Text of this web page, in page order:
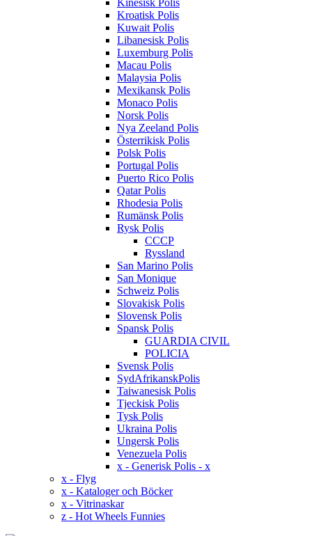
Kroatisk Polis
Kuwait Polis
Libanesisk Polis
Luxemburg Polis
Macau Polis
Malaysia Polis
Mexikansk Polis
Monaco Polis
Norsk Polis
Nya Zeeland Polis
Österrikisk Polis
Polsk Polis
Portugal Polis
Puerto Rico Polis
Qatar Polis
Rhodesia Polis
Rumänsk Polis
Rysk Polis
CCCP
Ryssland
San Marino Polis
San Monique
Schweiz Polis
Slovakisk Polis
Slovensk Polis
Spansk Polis
GUARDIA CIVIL
POLICIA
Svensk Polis
SydAfrikanskPolis
Taiwanesisk Polis
Tjeckisk Polis
Tysk Polis
Ukraina Polis
Ungersk Polis
Venezuela Polis
x - Generisk Polis - x
x - Flyg
x - Kataloger och Böcker
x - Vitrinaskar
z - Hot Wheels Funnies